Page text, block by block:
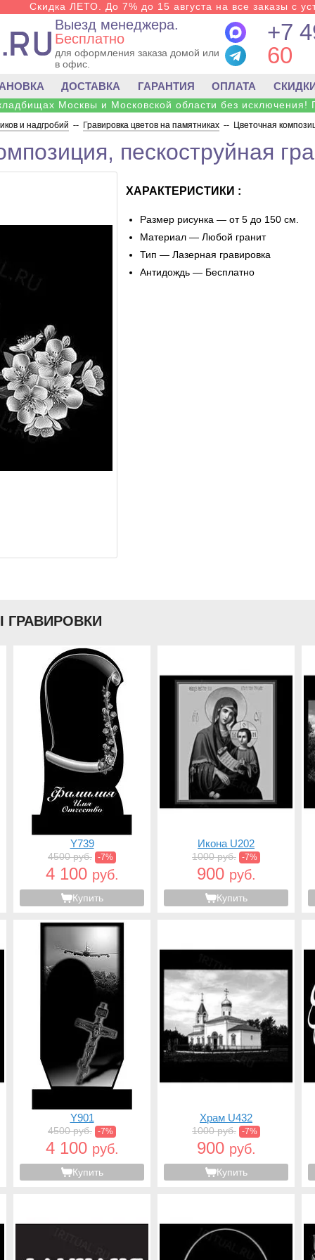
Скидка ЛЕТО. До 7% до 15 августа на все заказы с
Выезд менеджера.
Бесплатно
для оформления заказа домой или
в офис.
+7
60
ДОСТАВКА ГАРАНТИЯ ОПЛАТА
Москвы и Московской области без исключения!
и надгробий -- Гравировка цветов на памятниках -- Цветочная
пескоструйная
ХАРАКТЕРИСТИКИ :
Размер рисунка — от 5 до 150 см.
Материал — Любой гранит
Тип — Лазерная гравировка
Антидождь — Бесплатно
ГРАВИРОВКИ
Y739
4500 руб. -7%
4 100 руб.
Купить
Икона U202
1000 руб. -7%
900 руб.
Купить
Y901
4500 руб. -7%
4 100 руб.
Купить
Храм U432
1000 руб. -7%
900 руб.
Купить